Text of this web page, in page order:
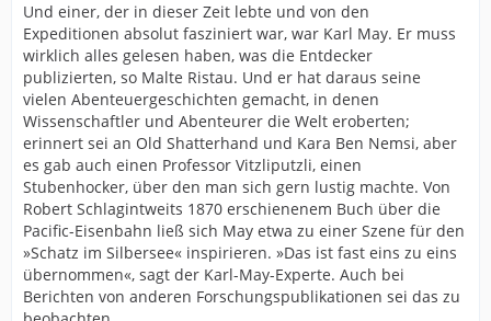
Und einer, der in dieser Zeit lebte und von den
Expeditionen absolut fasziniert war, war Karl May. Er muss
wirklich alles gelesen haben, was die Entdecker
publizierten, so Malte Ristau. Und er hat daraus seine
vielen Abenteuergeschichten gemacht, in denen
Wissenschaftler und Abenteurer die Welt eroberten;
erinnert sei an Old Shatterhand und Kara Ben Nemsi, aber
es gab auch einen Professor Vitzliputzli, einen
Stubenhocker, über den man sich gern lustig machte. Von
Robert Schlagintweits 1870 erschienenem Buch über die
Pacific-Eisenbahn ließ sich May etwa zu einer Szene für den
»Schatz im Silbersee« inspirieren. »Das ist fast eins zu eins
übernommen«, sagt der Karl-May-Experte. Auch bei
Berichten von anderen Forschungspublikationen sei das zu